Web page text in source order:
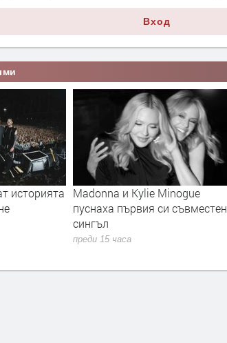
Вход
историята
Madonna и Kylie Minogue
пуснаха първия си съвместен
сингъл
преди 15 часа